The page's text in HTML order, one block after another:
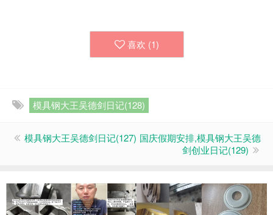
喜欢 (1)
模具钢大王吴德剑日记(128)
模具钢大王吴德剑日记(127) 国庆假期安排,模具钢大王吴德
剑创业日记(129)